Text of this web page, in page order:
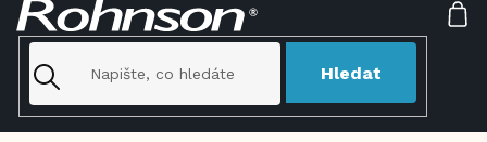
Hledat